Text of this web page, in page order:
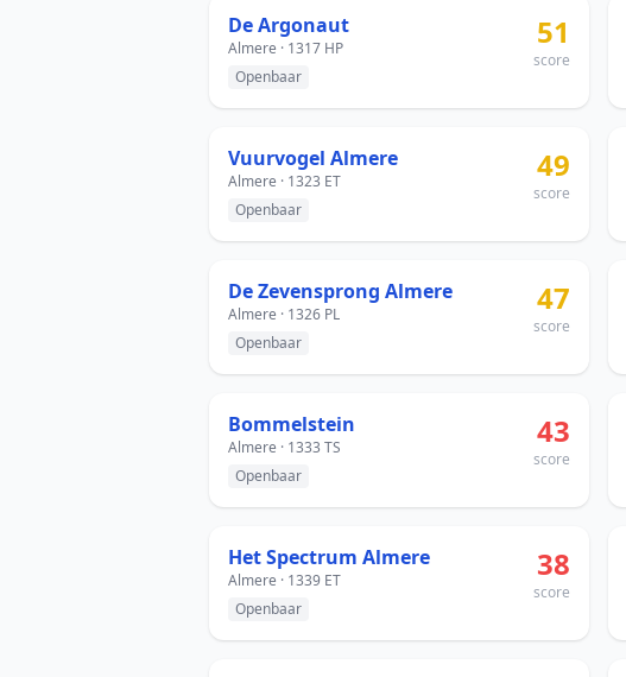
De Argonaut
Almere · 1317 HP
Openbaar
51
score
Vuurvogel Almere
Almere · 1323 ET
Openbaar
49
score
De Zevensprong Almere
Almere · 1326 PL
Openbaar
47
score
Bommelstein
Almere · 1333 TS
Openbaar
43
score
Het Spectrum Almere
Almere · 1339 ET
Openbaar
38
score